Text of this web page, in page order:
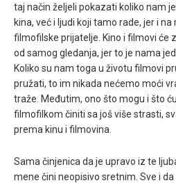
taj način željeli pokazati koliko nam
kina, već i ljudi koji tamo rade, jer i
filmofilske prijatelje. Kino i filmovi će
od samog gledanja, jer to je nama
Koliko su nam toga u životu filmovi
pružati, to im nikada nećemo moći
traže. Međutim, ono što mogu i što
filmofilkom činiti sa još više strasti,
prema kinu i filmovina.
Sama činjenica da je upravo iz te
mene čini neopisivo sretnim. Sve i